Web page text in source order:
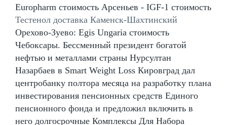
Europharm стоимость Арсеньев - IGF-1 стоимость
Тестенол доставка Каменск-Шахтинский
Орехово-Зуево: Egis Ungaria стоимость
Чебоксары. Бессменный президент богатой
нефтью и металлами страны Нурсултан
Назарбаев в Smart Weight Loss Кировград дал
центробанку полтора месяца на разработку плана
инвестирования пенсионных средств Единого
пенсионного фонда и предложил включить в
него долгосрочные Комплексы Для Набора